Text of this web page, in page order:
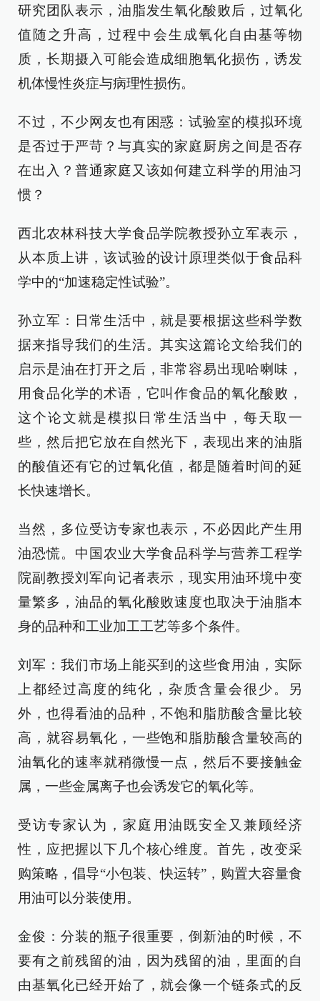
研究团队表示，油脂发生氧化酸败后，过氧化
值随之升高，过程中会生成氧化自由基等物
质，长期摄入可能会造成细胞氧化损伤，诱发
机体慢性炎症与病理性损伤。
不过，不少网友也有困惑：试验室的模拟环境
是否过于严苛？与真实的家庭厨房之间是否存
在出入？普通家庭又该如何建立科学的用油习
惯？
西北农林科技大学食品学院教授孙立军表示，
从本质上讲，该试验的设计原理类似于食品科
学中的“加速稳定性试验”。
孙立军：日常生活中，就是要根据这些科学数
据来指导我们的生活。其实这篇论文给我们的
启示是油在打开之后，非常容易出现哈喇味，
用食品化学的术语，它叫作食品的氧化酸败，
这个论文就是模拟日常生活当中，每天取一
些，然后把它放在自然光下，表现出来的油脂
的酸值还有它的过氧化值，都是随着时间的延
长快速增长。
当然，多位受访专家也表示，不必因此产生用
油恐慌。中国农业大学食品科学与营养工程学
院副教授刘军向记者表示，现实用油环境中变
量繁多，油品的氧化酸败速度也取决于油脂本
身的品种和工业加工工艺等多个条件。
刘军：我们市场上能买到的这些食用油，实际
上都经过高度的纯化，杂质含量会很少。另
外，也得看油的品种，不饱和脂肪酸含量比较
高，就容易氧化，一些饱和脂肪酸含量较高的
油氧化的速率就稍微慢一点，然后不要接触金
属，一些金属离子也会诱发它的氧化等。
受访专家认为，家庭用油既安全又兼顾经济
性，应把握以下几个核心维度。首先，改变采
购策略，倡导“小包装、快运转”，购置大容量食
用油可以分装使用。
金俊：分装的瓶子很重要，倒新油的时候，不
要有之前残留的油，因为残留的油，里面的自
由基氧化已经开始了，就会像一个链条式的反